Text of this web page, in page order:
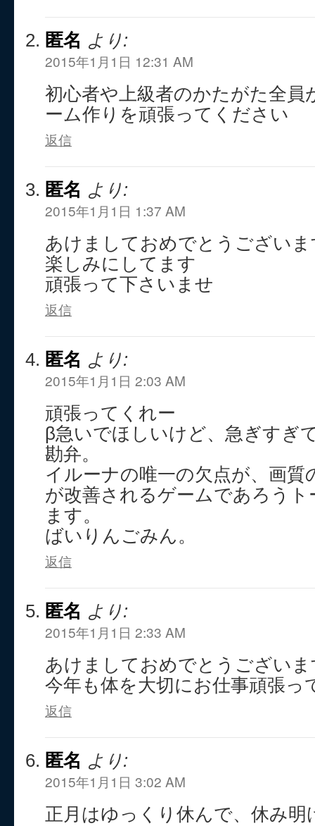
匿名 より:
2015年1月1日 12:31 AM
初心者や上級者のかたがた全員
ーム作りを頑張ってください
返信
匿名 より:
2015年1月1日 1:37 AM
あけましておめでとうございま
楽しみにしてます
頑張って下さいませ
返信
匿名 より:
2015年1月1日 2:03 AM
頑張ってくれー
β急いでほしいけど、急ぎすぎ
勘弁。
イルーナの唯一の欠点が、画質
が改善されるゲームであろう
ます。
ばいりんごみん。
返信
匿名 より:
2015年1月1日 2:33 AM
あけましておめでとうございま
今年も体を大切にお仕事頑張っ
返信
匿名 より:
2015年1月1日 3:02 AM
正月はゆっくり休んで、休み